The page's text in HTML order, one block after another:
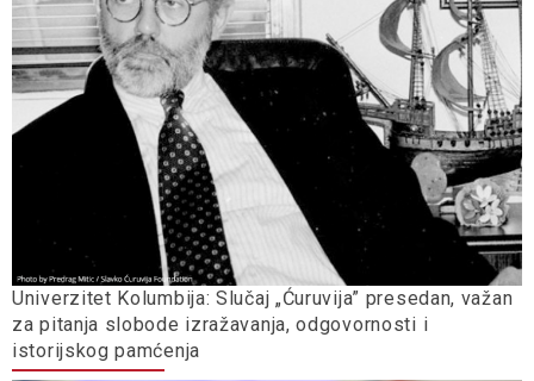
Univerzitet Kolumbija: Slučaj „Ćuruvija” presedan, važan
za pitanja slobode izražavanja, odgovornosti i
istorijskog pamćenja